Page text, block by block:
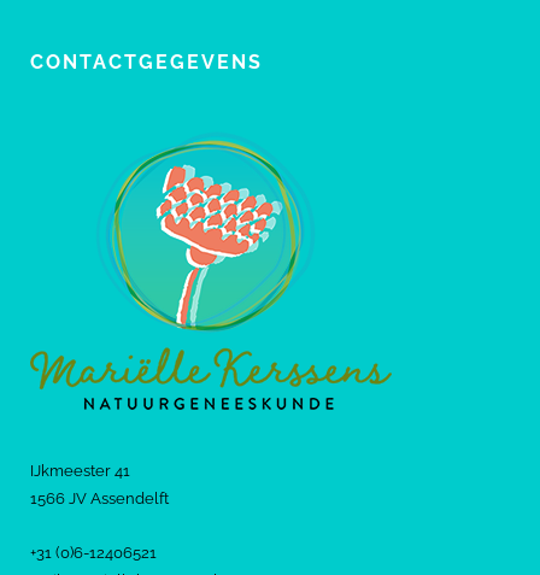
CONTACTGEGEVENS
IJkmeester 41
1566 JV Assendelft
+31 (0)6-12406521